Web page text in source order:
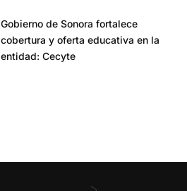
Gobierno de Sonora fortalece
cobertura y oferta educativa en la
entidad: Cecyte